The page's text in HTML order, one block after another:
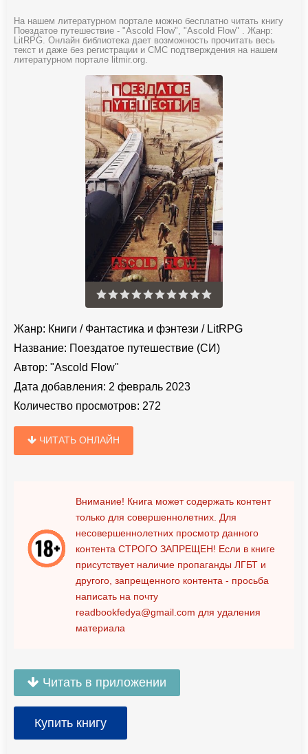
На нашем литературном портале можно бесплатно читать книгу
Поездатое путешествие - "Ascold Flow", "Ascold Flow" . Жанр:
LitRPG. Онлайн библиотека дает возможность прочитать весь
текст и даже без регистрации и СМС подтверждения на нашем
литературном портале litmir.org.
Жанр: Книги / Фантастика и фэнтези / LitRPG
Название: Поездатое путешествие (СИ)
Автор: "Ascold Flow"
Дата добавления: 2 февраль 2023
Количество просмотров: 272
ЧИТАТЬ ОНЛАЙН
Внимание! Книга может содержать контент
только для совершеннолетних. Для
несовершеннолетних просмотр данного
контента СТРОГО ЗАПРЕЩЕН! Если в книге
присутствует наличие пропаганды ЛГБТ и
другого, запрещенного контента - просьба
написать на почту
readbookfedya@gmail.com для удаления
материала
Читать в приложении
Купить книгу